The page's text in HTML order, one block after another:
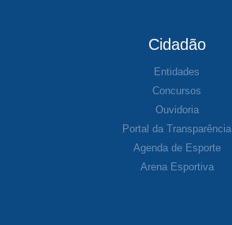
Cidadão
Entidades
Concursos
Ouvidoria
Portal da Transparência
Agenda de Esporte
Arena Esportiva